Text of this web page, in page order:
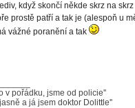
když skončí někde skrz na
prostě patří a tak je (alespoň u
vážné poranění a tak
v pořádku, jsme od policie''
a já jsem doktor Dolittle''